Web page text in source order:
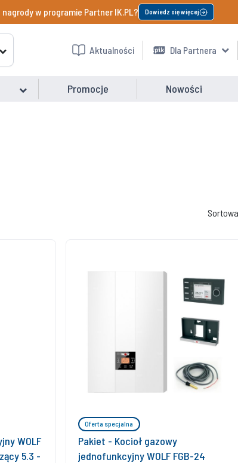
w programie Partner IK.PL? Dowiedz się więcej
Aktualności Dla Partnera
Promocje Nowości
WOLF
5.3 -
Oferta specjalna
Pakiet - Kocioł gazowy
jednofunkcyjny WOLF FGB-24